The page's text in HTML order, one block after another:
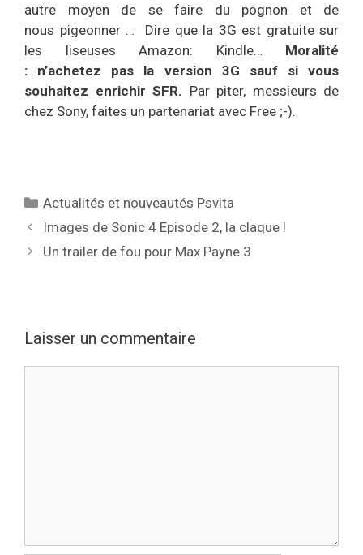
autre moyen de se faire du pognon et de
nous pigeonner … Dire que la 3G est gratuite sur
les liseuses Amazon: Kindle… Moralité
: n’achetez pas la version 3G sauf si vous
souhaitez enrichir SFR. Par piter, messieurs de
chez Sony, faites un partenariat avec Free ;-).
Catégories
Actualités et nouveautés Psvita
Images de Sonic 4 Episode 2, la claque !
Un trailer de fou pour Max Payne 3
Laisser un commentaire